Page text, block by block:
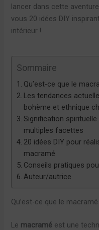
lancer dans cette
vous 20 idées DIY
intérieur !
Sommaire
Qu’est-ce que le
Les tendances
bohème et ethnique
Signification
multiples facettes
20 idées DIY pour
macramé
Conseils pratiques
Auteur/autrice
Qu’est-ce que le
Le macramé est une